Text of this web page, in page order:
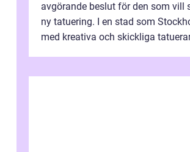
avgörande beslut för den som vill
ny tatuering. I en stad som
med kreativa och skickliga